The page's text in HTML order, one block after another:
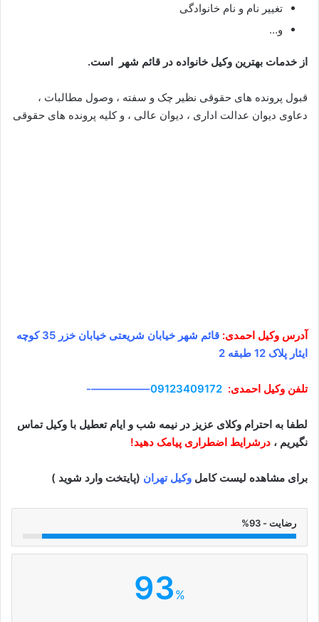
تغییر نام و نام خانوادگی
و…
از خدمات بهترین وکیل خانواده در قائم شهر است.
قبول پرونده های حقوقی نظیر چک و سفته ، وصول مطالبات ،
دعاوی دیوان عدالت اداری ، دیوان عالی ، و کلیه پرونده های حقوقی
آدرس وکیل احمدی:
قائم شهر خیابان شریعتی خیابان خزر 35 کوچه
ایثار پلاک 12 طبقه 2
تلفن وکیل احمدی:
09123409172
–
—————-
لطفا به احترام وکلای عزیز در نیمه شب و ایام تعطیل با وکیل تماس
نگیریم ، درشرایط اضطراری پیامک دهید!
برای مشاهده لیست کامل وکیل تهران (پایتخت وارد شوید )
رضایت - 93%
93%